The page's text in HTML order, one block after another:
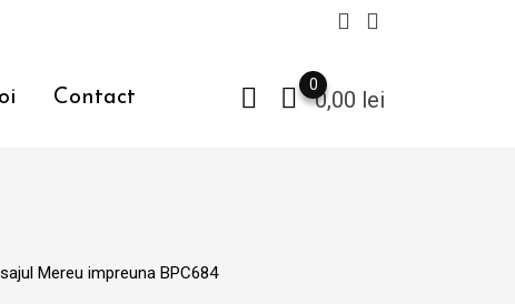
Contact 0,00 lei
0
Mereu impreuna BPC684